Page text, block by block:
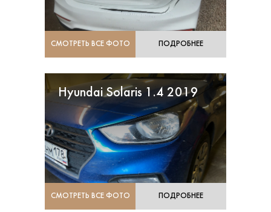
СМОТРЕТЬ ВСЕ ФОТО ПОДРОБНЕЕ
Hyundai Solaris 1.4 2019
СМОТРЕТЬ ВСЕ ФОТО ПОДРОБНЕЕ